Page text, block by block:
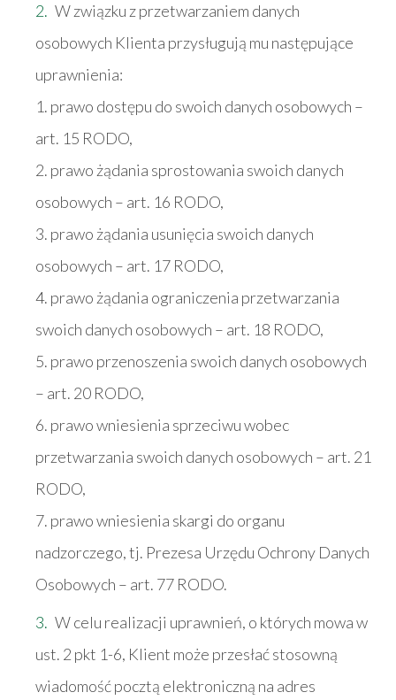
W związku z przetwarzaniem danych
osobowych Klienta przysługują mu następujące
uprawnienia:
1. prawo dostępu do swoich danych osobowych –
art. 15 RODO,
2. prawo żądania sprostowania swoich danych
osobowych – art. 16 RODO,
3. prawo żądania usunięcia swoich danych
osobowych – art. 17 RODO,
4. prawo żądania ograniczenia przetwarzania
swoich danych osobowych – art. 18 RODO,
5. prawo przenoszenia swoich danych osobowych
– art. 20 RODO,
6. prawo wniesienia sprzeciwu wobec
przetwarzania swoich danych osobowych – art. 21
RODO,
7. prawo wniesienia skargi do organu
nadzorczego, tj. Prezesa Urzędu Ochrony Danych
Osobowych – art. 77 RODO.
W celu realizacji uprawnień, o których mowa w
ust. 2 pkt 1-6, Klient może przesłać stosowną
wiadomość pocztą elektroniczną na adres